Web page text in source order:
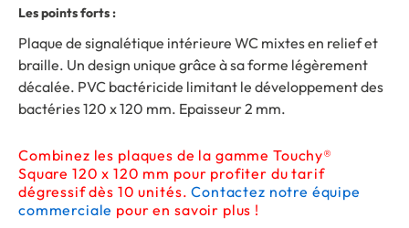
Les points forts :
Plaque de signalétique intérieure WC mixtes en relief et
braille. Un design unique grâce à sa forme légèrement
décalée. PVC bactéricide limitant le développement des
bactéries 120 x 120 mm. Epaisseur 2 mm.
Combinez les plaques de la gamme Touchy®
Square 120 x 120 mm pour profiter du tarif
dégressif dès 10 unités.Contactez notre équipe
commerciale pour en savoir plus !